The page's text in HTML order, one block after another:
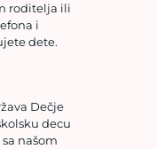
roditelja ili
i
dete.
Dečje
decu
našom